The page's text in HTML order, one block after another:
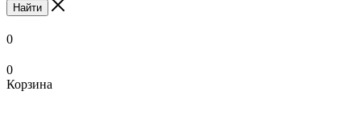
Найти
0
0
Корзина